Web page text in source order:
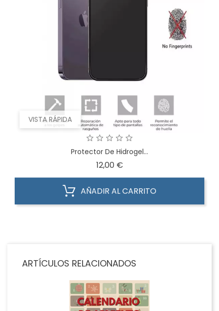
VISTA RÁPIDA
Protector De Hidrogel...
12,00 €Precio
AÑADIR AL CARRITO
ARTÍCULOS RELACIONADOS